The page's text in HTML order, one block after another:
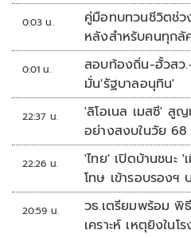
0:03 น.
คู่มือทบทวนชีวิตช่ว
หลังสำหรับคนทุกลั
0:01 น.
สอบท้องถิ่น-ฮั้วสว
มั่น'รัฐบาลอนุทิน'
22:37 น.
'ลิโอเนล เมสซี' สู
อย่างสงบในวัย
22:26 น.
'ไทย' เปิดบ้านชนะ
โทษ เข้ารอบรองฯ
20:59 น.
วธ.เตรียมพร้อม พิ
เคราะห์ เหตุยิงในโ